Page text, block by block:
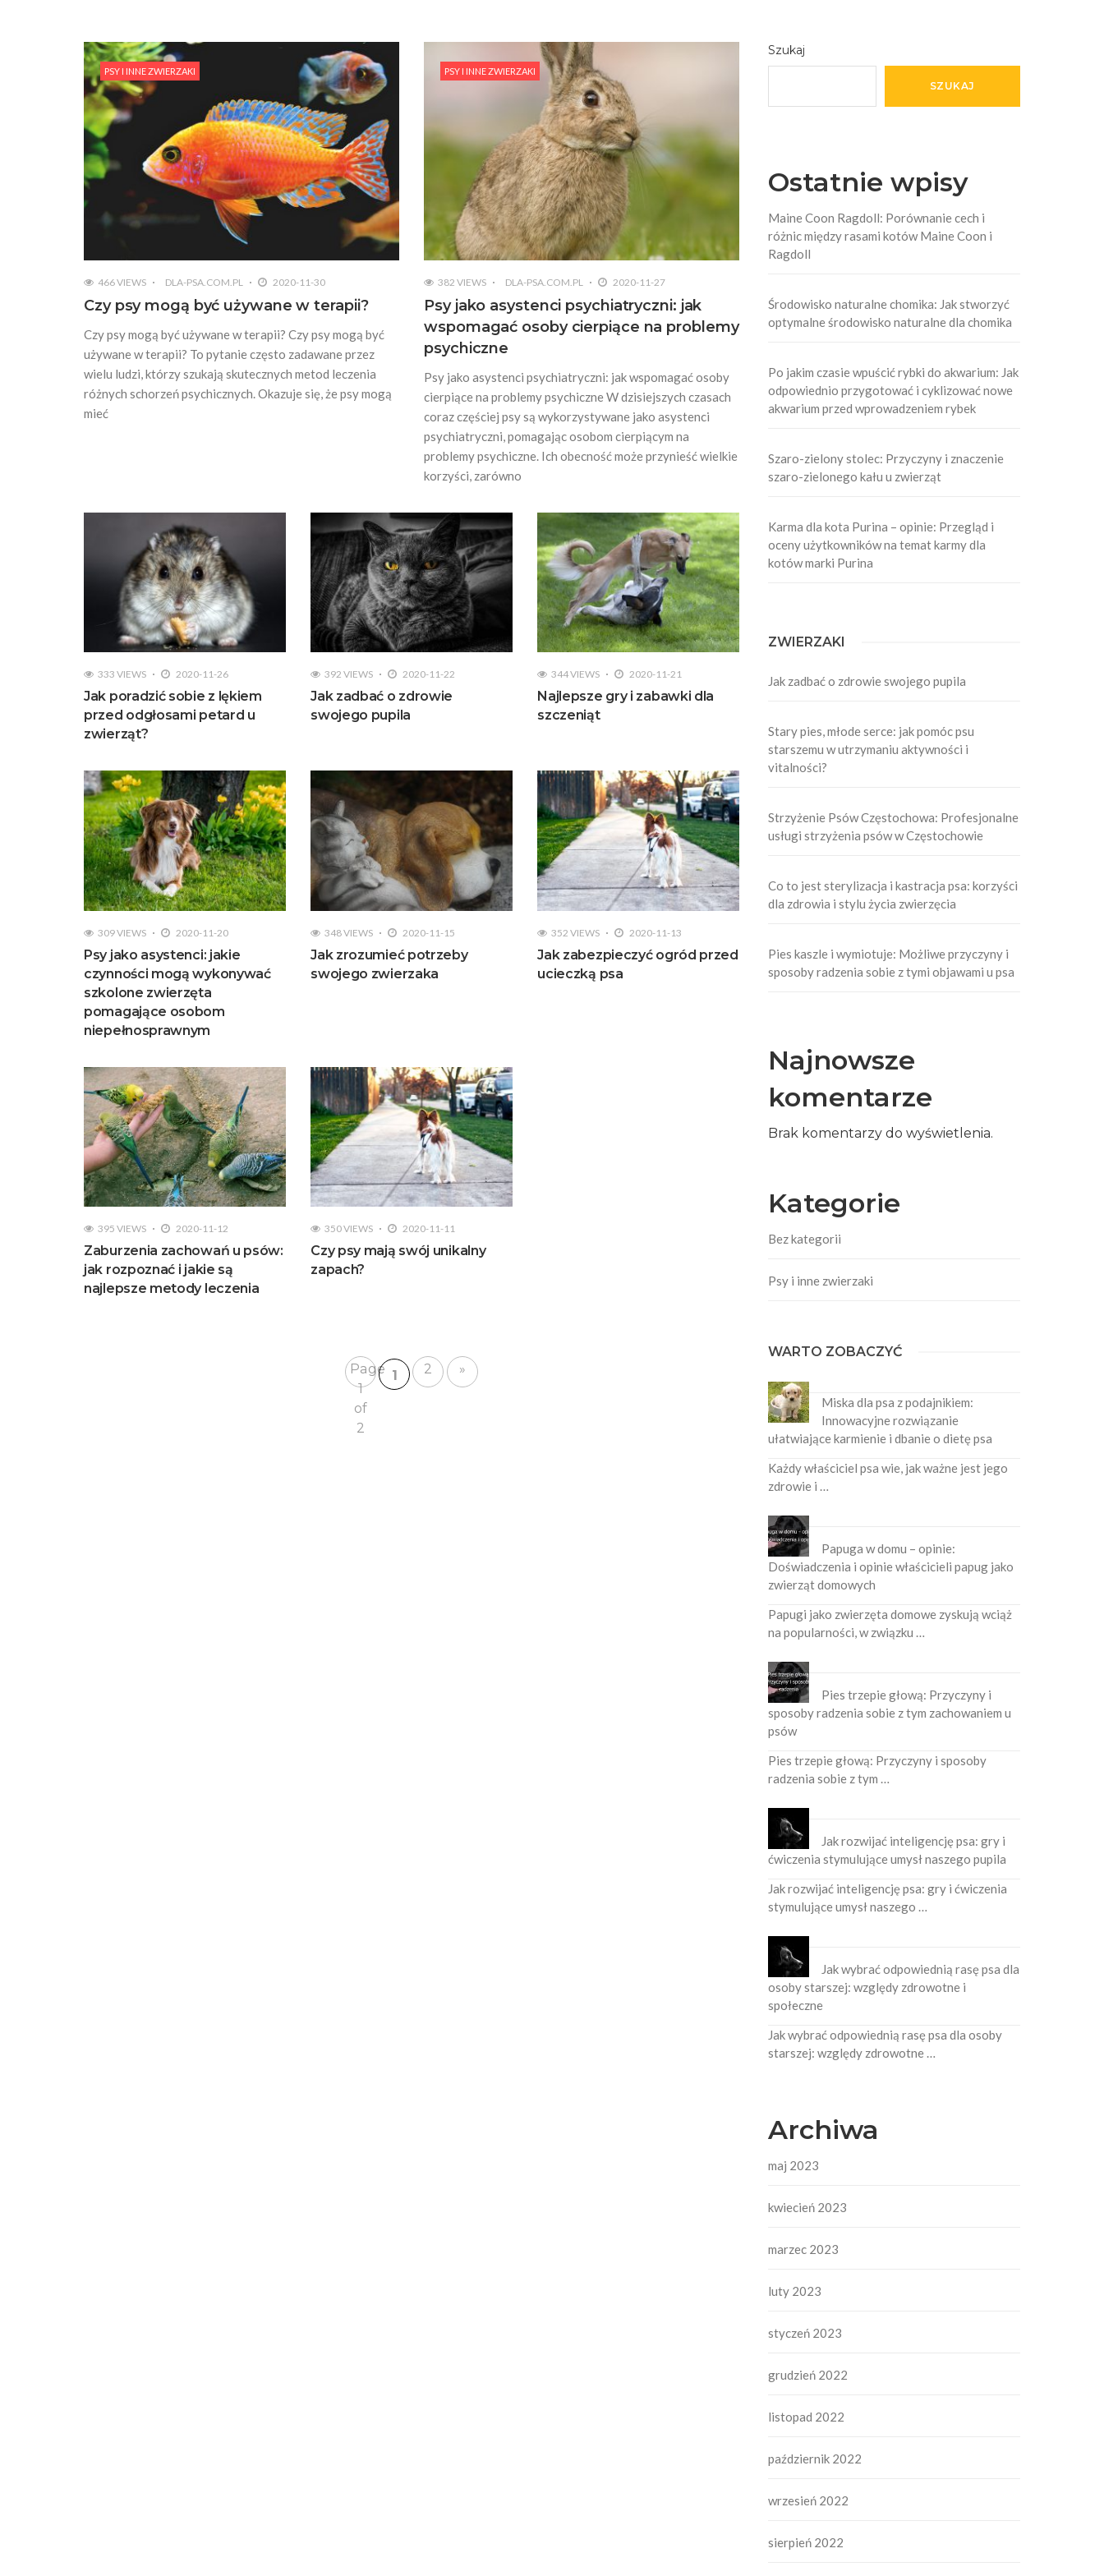
PSY I INNE ZWIERZAKI
466 VIEWS DLA-PSA.COM.PL 2020-11-30
Czy psy mogą być używane w terapii?
Czy psy mogą być używane w terapii? Czy psy mogą być
używane w terapii? To pytanie często zadawane przez
wielu ludzi, którzy szukają skutecznych metod leczenia
różnych schorzeń psychicznych. Okazuje się, że psy mogą
mieć
PSY I INNE ZWIERZAKI
382 VIEWS DLA-PSA.COM.PL 2020-11-27
Psy jako asystenci psychiatryczni: jak
wspomagać osoby cierpiące na problemy
psychiczne
Psy jako asystenci psychiatryczni: jak wspomagać osoby
cierpiące na problemy psychiczne W dzisiejszych czasach
coraz częściej psy są wykorzystywane jako asystenci
psychiatryczni, pomagając osobom cierpiącym na
problemy psychiczne. Ich obecność może przynieść wielkie
korzyści, zarówno
333 VIEWS 2020-11-26
Jak poradzić sobie z lękiem
przed odgłosami petard u
zwierząt?
392 VIEWS 2020-11-22
Jak zadbać o zdrowie
swojego pupila
344 VIEWS 2020-11-21
Najlepsze gry i zabawki dla
szczeniąt
309 VIEWS 2020-11-20
Psy jako asystenci: jakie
czynności mogą wykonywać
szkolone zwierzęta
pomagające osobom
niepełnosprawnym
348 VIEWS 2020-11-15
Jak zrozumieć potrzeby
swojego zwierzaka
352 VIEWS 2020-11-13
Jak zabezpieczyć ogród przed
ucieczką psa
395 VIEWS 2020-11-12
Zaburzenia zachowań u psów:
jak rozpoznać i jakie są
najlepsze metody leczenia
350 VIEWS 2020-11-11
Czy psy mają swój unikalny
zapach?
Page
1
of
2
1 2 »
Szukaj
SZUKAJ
Ostatnie wpisy
Maine Coon Ragdoll: Porównanie cech i
różnic między rasami kotów Maine Coon i
Ragdoll
Środowisko naturalne chomika: Jak stworzyć
optymalne środowisko naturalne dla chomika
Po jakim czasie wpuścić rybki do akwarium: Jak
odpowiednio przygotować i cyklizować nowe
akwarium przed wprowadzeniem rybek
Szaro-zielony stolec: Przyczyny i znaczenie
szaro-zielonego kału u zwierząt
Karma dla kota Purina – opinie: Przegląd i
oceny użytkowników na temat karmy dla
kotów marki Purina
ZWIERZAKI
Jak zadbać o zdrowie swojego pupila
Stary pies, młode serce: jak pomóc psu
starszemu w utrzymaniu aktywności i
vitalności?
Strzyżenie Psów Częstochowa: Profesjonalne
usługi strzyżenia psów w Częstochowie
Co to jest sterylizacja i kastracja psa: korzyści
dla zdrowia i stylu życia zwierzęcia
Pies kaszle i wymiotuje: Możliwe przyczyny i
sposoby radzenia sobie z tymi objawami u psa
Najnowsze
komentarze
Brak komentarzy do wyświetlenia.
Kategorie
Bez kategorii
Psy i inne zwierzaki
WARTO ZOBACZYĆ
Miska dla psa z podajnikiem:
Innowacyjne rozwiązanie
ułatwiające karmienie i dbanie o dietę psa
Każdy właściciel psa wie, jak ważne jest jego
zdrowie i …
Papuga w domu – opinie:
Doświadczenia i opinie właścicieli papug jako
zwierząt domowych
Papugi jako zwierzęta domowe zyskują wciąż
na popularności, w związku …
Pies trzepie głową: Przyczyny i
sposoby radzenia sobie z tym zachowaniem u
psów
Pies trzepie głową: Przyczyny i sposoby
radzenia sobie z tym …
Jak rozwijać inteligencję psa: gry i
ćwiczenia stymulujące umysł naszego pupila
Jak rozwijać inteligencję psa: gry i ćwiczenia
stymulujące umysł naszego …
Jak wybrać odpowiednią rasę psa dla
osoby starszej: względy zdrowotne i
społeczne
Jak wybrać odpowiednią rasę psa dla osoby
starszej: względy zdrowotne …
Archiwa
maj 2023
kwiecień 2023
marzec 2023
luty 2023
styczeń 2023
grudzień 2022
listopad 2022
październik 2022
wrzesień 2022
sierpień 2022